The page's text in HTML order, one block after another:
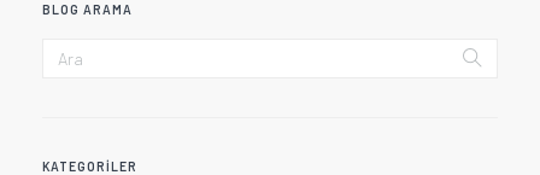
BLOG ARAMA
KATEGORILER